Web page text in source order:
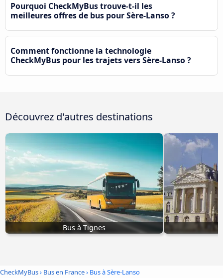
Pourquoi CheckMyBus trouve-t-il les
meilleures offres de bus pour Sère-Lanso ?
Comment fonctionne la technologie
CheckMyBus pour les trajets vers Sère-Lanso ?
Découvrez d'autres destinations
Bus à Tignes
CheckMyBus› Bus en France› Bus à Sère-Lanso